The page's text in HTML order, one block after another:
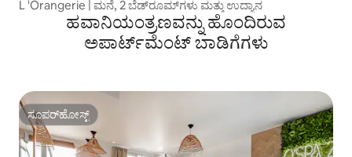
L 'Orangerie | ಮನೆ, 2 ಬೆಡ್‌ರೂಮ್‌ಗಳು ಮತ್ತು ಉದ್ಯಾನ
ಹವಾನಿಯಂತ್ರಣವನ್ನು ಹೊಂದಿರುವ
ಅಪಾರ್ಟ್‌ಮೆಂಟ್‌ ಬಾಡಿಗೆಗಳು
ಸೂಪರ್‌ಹೋಸ್ಟ್
ಸೂಪರ್‌ಹೋಸ್ಟ್